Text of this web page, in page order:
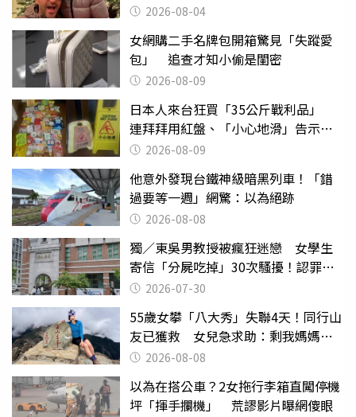
2026-08-04
女網購二手名牌包開箱驚見「失蹤愛
包」 追查才知小偷是閨密
2026-08-09
日本人來台狂買「35公斤戰利品」
連拜拜用紅盤、「小心地滑」告示牌
也帶回家
2026-08-09
他意外發現台鐵神級暗黑列車！「錯
過要等一週」網驚：以為絕跡
2026-08-08
獨／東吳男教授被瘋狂迷戀 女學生
寄信「分屍吃掉」30次騷擾！認罪免
關 2026-07-30
55歲女攀「八大秀」失聯4天！同行山
友已獲救 女兒急求助：剩我媽媽還
沒找到
2026-08-08
以為在搭公車？2女拖行李箱直闖停機
坪「揮手攔機」 荒謬影片曝網傻眼